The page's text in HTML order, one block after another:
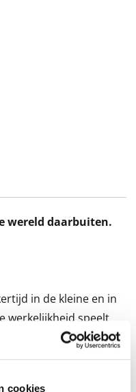
cookies
wereld daarbuiten.
in de kleine en in
werkelijkheid speelt
– in zelfreflectie –
en er is veel